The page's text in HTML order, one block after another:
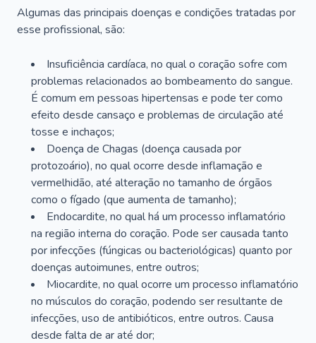
Algumas das principais doenças e condições tratadas por
esse profissional, são:
Insuficiência cardíaca, no qual o coração sofre com
problemas relacionados ao bombeamento do sangue.
É comum em pessoas hipertensas e pode ter como
efeito desde cansaço e problemas de circulação até
tosse e inchaços;
Doença de Chagas (doença causada por
protozoário), no qual ocorre desde inflamação e
vermelhidão, até alteração no tamanho de órgãos
como o fígado (que aumenta de tamanho);
Endocardite, no qual há um processo inflamatório
na região interna do coração. Pode ser causada tanto
por infecções (fúngicas ou bacteriológicas) quanto por
doenças autoimunes, entre outros;
Miocardite, no qual ocorre um processo inflamatório
no músculos do coração, podendo ser resultante de
infecções, uso de antibióticos, entre outros. Causa
desde falta de ar até dor;